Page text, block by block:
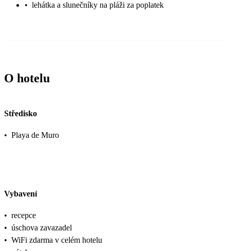
• lehátka a slunečníky na pláži za poplatek
O hotelu
Středisko
• Playa de Muro
Vybavení
• recepce
• úschova zavazadel
• WiFi zdarma v celém hotelu